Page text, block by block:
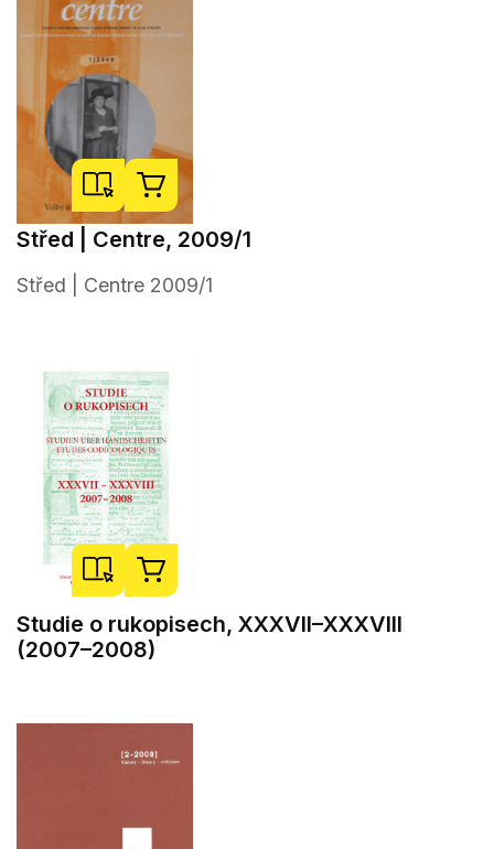
Střed | Centre, 2009/1
Střed | Centre 2009/1
Studie o rukopisech, XXXVII–XXXVIII
(2007–2008)